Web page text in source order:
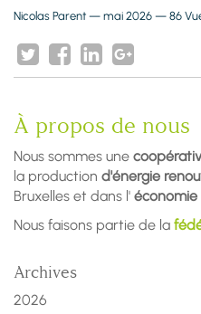
Nicolas Parent — mai 2026 — 86
À propos de nous
Nous sommes une
la production d'énergie
Bruxelles et dans l' économie
Nous faisons partie de la
Archives
2026